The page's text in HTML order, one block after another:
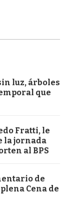
luz, árboles
que
Fratti, le
la jornada
al BPS
de
Cena de